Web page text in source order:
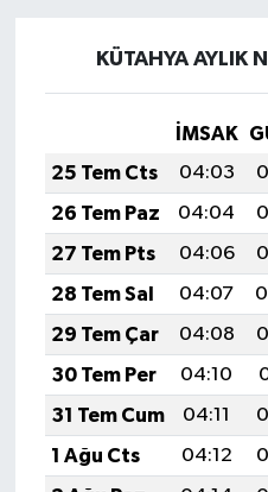
KÜTAHYA AYLIK
İMSAK
25 Tem Cts
04:03
26 Tem Paz
04:04
27 Tem Pts
04:06
28 Tem Sal
04:07
29 Tem Çar
04:08
30 Tem Per
04:10
31 Tem Cum
04:11
1 Ağu Cts
04:12